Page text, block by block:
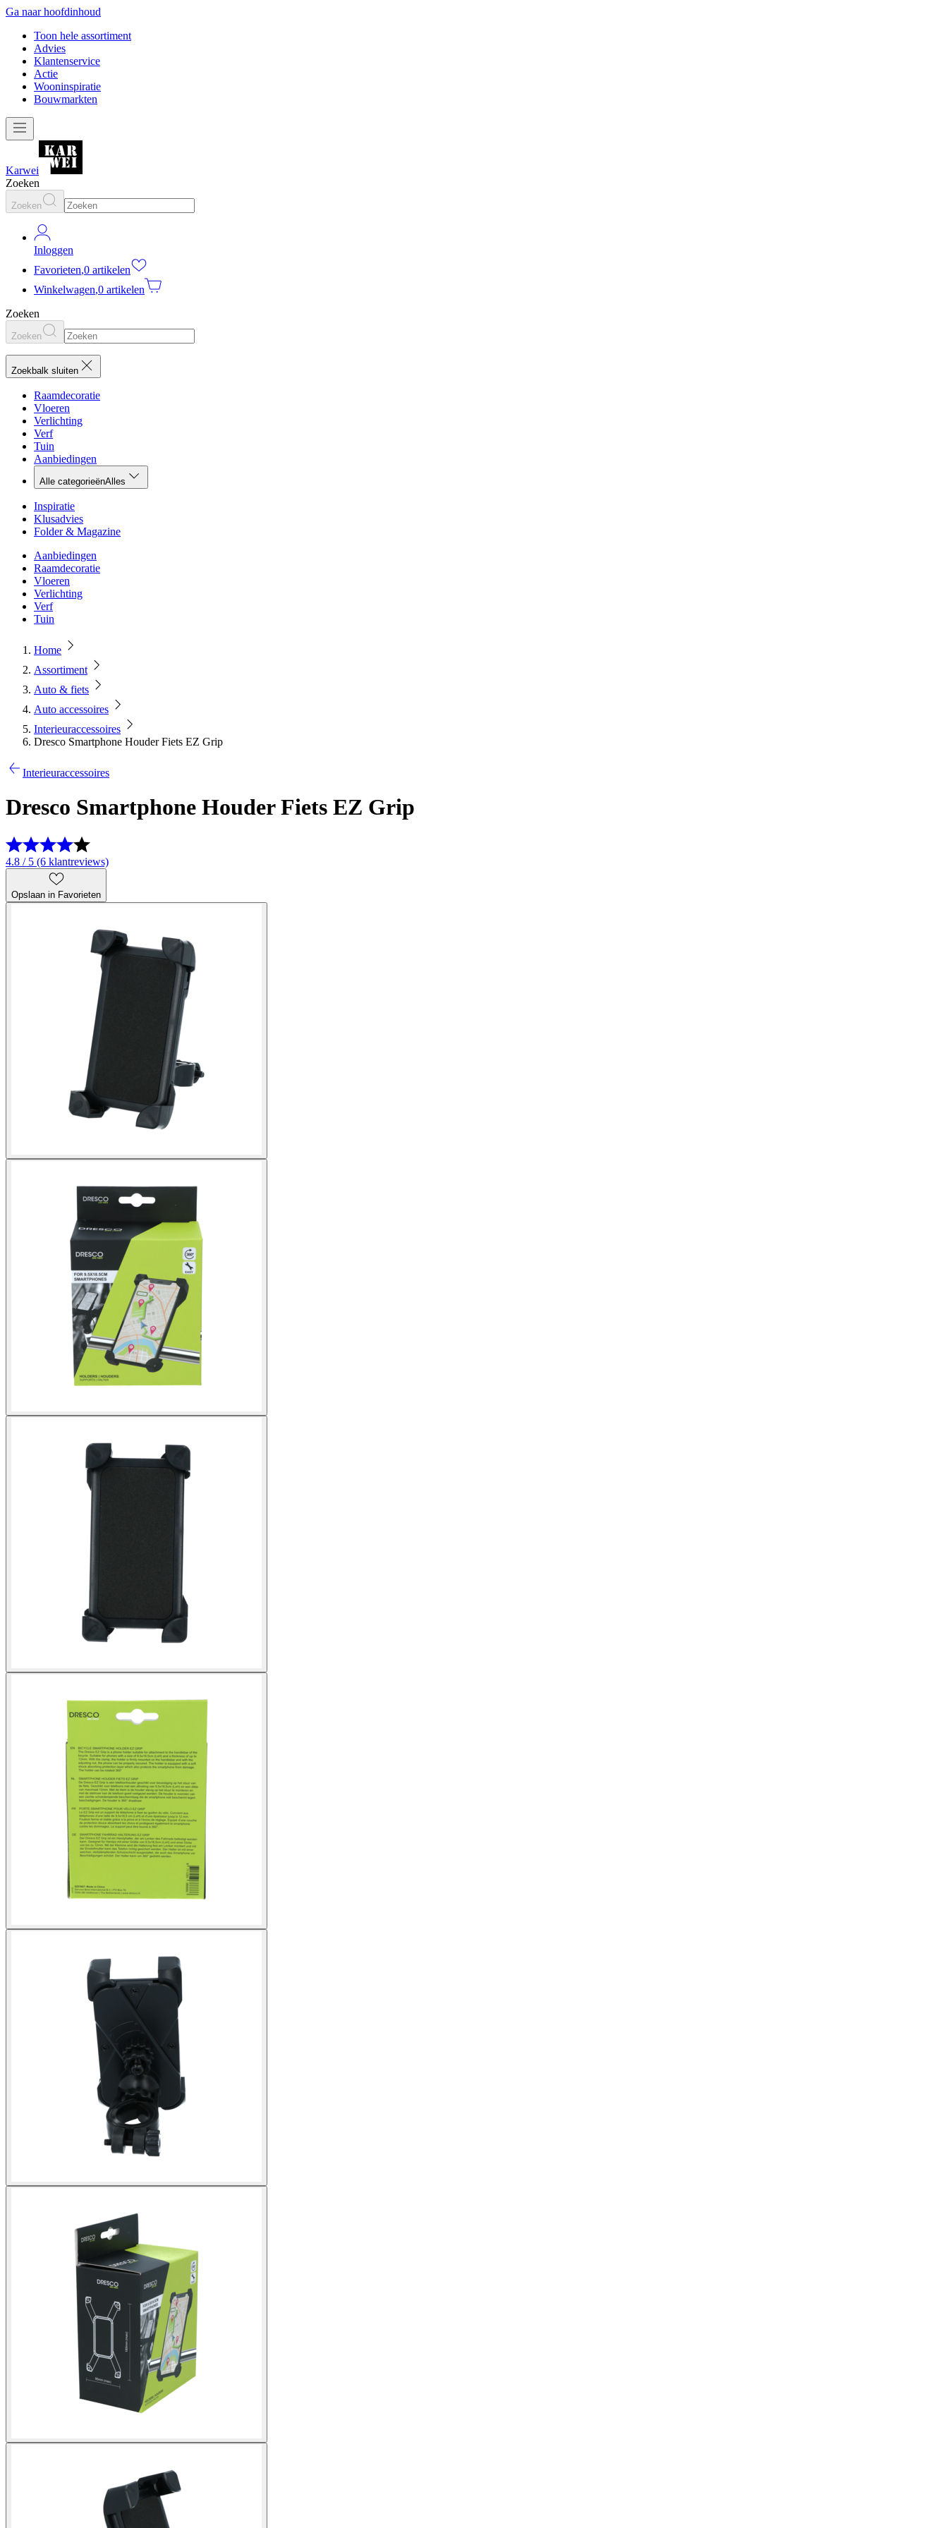
Ga naar hoofdinhoud
Toon hele assortiment
Advies
Klantenservice
Actie
Wooninspiratie
Bouwmarkten
Karwei
Zoeken
Zoeken
Inloggen
Favorieten,0 artikelen
Winkelwagen,0 artikelen
Zoeken
Zoeken
Zoekbalk sluiten
Raamdecoratie
Vloeren
Verlichting
Verf
Tuin
Aanbiedingen
Alle categorieënAlles
Inspiratie
Klusadvies
Folder & Magazine
Aanbiedingen
Raamdecoratie
Vloeren
Verlichting
Verf
Tuin
Home
Assortiment
Auto & fiets
Auto accessoires
Interieuraccessoires
Dresco Smartphone Houder Fiets EZ Grip
Interieuraccessoires
Dresco Smartphone Houder Fiets EZ Grip
4.8 / 5 (6 klantreviews)
Opslaan in Favorieten